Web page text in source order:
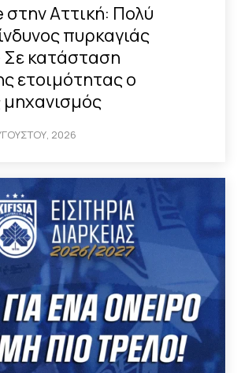
στην Αττική: Πολύ
πυρκαγιάς
Σε κατάσταση
ετοιμότητας ο
μηχανισμός
2026